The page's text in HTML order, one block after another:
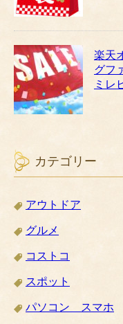
楽天
グフ
ミレ
カテゴリー
アウトドア
グルメ
コストコ
スポット
パソコン スマホ